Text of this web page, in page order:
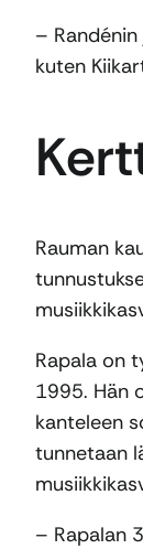
–
kuten
Rauman
Rapala on
1995. Hän
kanteleen
tunnetaan
– Rapalan